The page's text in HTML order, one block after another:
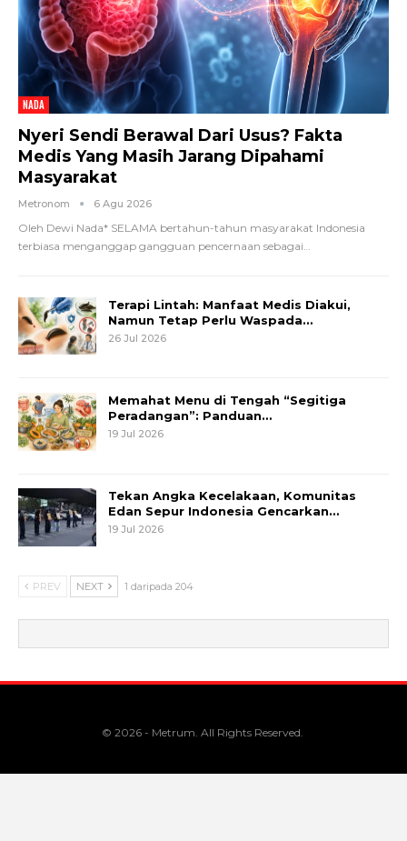
NADA
Nyeri Sendi Berawal Dari Usus? Fakta
Medis Yang Masih Jarang Dipahami
Masyarakat
Metronom 6 Agu 2026
Oleh Dewi Nada* SELAMA bertahun-tahun masyarakat Indonesia
terbiasa menganggap gangguan pencernaan sebagai
Terapi Lintah: Manfaat Medis Diakui,
Namun Tetap Perlu Waspada…
26 Jul 2026
Memahat Menu di Tengah “Segitiga
Peradangan”: Panduan…
19 Jul 2026
Tekan Angka Kecelakaan, Komunitas
Edan Sepur Indonesia Gencarkan…
19 Jul 2026
PREV NEXT 1 daripada 204
© 2026 - Metrum. All Rights Reserved.